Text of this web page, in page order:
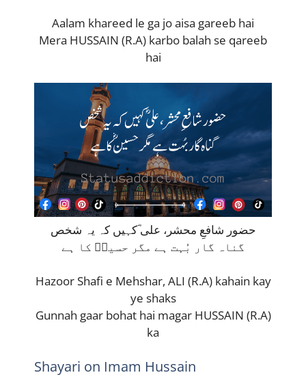
Aalam khareed le ga jo aisa gareeb hai
Mera HUSSAIN (R.A) karbo balah se qareeb
hai
حضور شافعِ محشر، علی ؓکہیں کہ یہ شخص
گناہ گار بُہت ہے مگر حسینؓ کا ہے
Hazoor Shafi e Mehshar, ALI (R.A) kahain kay
ye shaks
Gunnah gaar bohat hai magar HUSSAIN (R.A)
ka
Shayari on Imam Hussain